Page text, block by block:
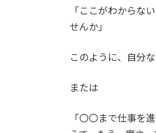
「ここがわからな
せんか」
このように、自分
または
「〇〇まで仕事